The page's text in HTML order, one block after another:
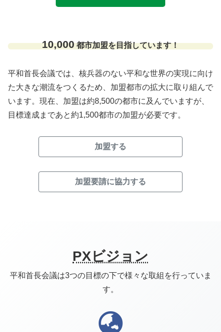
10,000都市加盟を目指しています！
平和首長会議では、核兵器のない平和な世界の実現に向け
た大きな潮流をつくるため、加盟都市の拡大に取り組んで
います。現在、加盟は約8,500の都市に及んでいますが、
目標達成まであと約1,500都市の加盟が必要です。
加盟する
加盟要請に協力する
PXビジョン
平和首長会議は3つの目標の下で様々な取組を行っていま
す。